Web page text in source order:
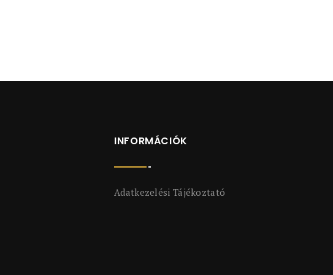
INFORMÁCIÓK
Adatkezelési Tájékoztató